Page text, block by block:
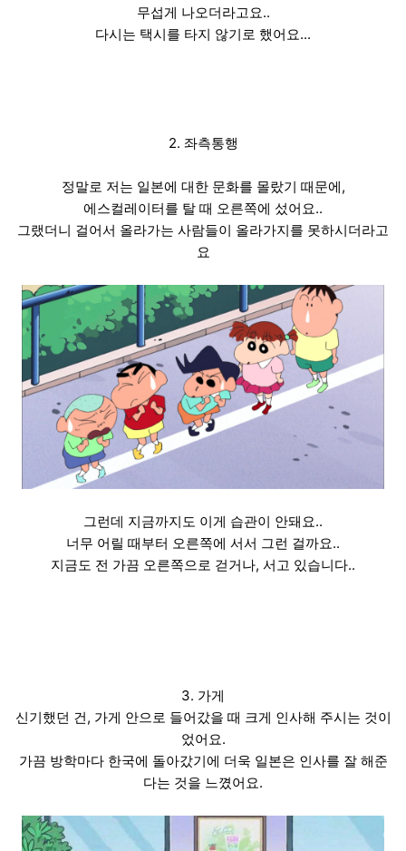
무섭게 나오더라고요..
다시는 택시를 타지 않기로 했어요...
2. 좌측통행
정말로 저는 일본에 대한 문화를 몰랐기 때문에,
에스컬레이터를 탈 때 오른쪽에 섰어요..
그랬더니 걸어서 올라가는 사람들이 올라가지를 못하시더라고
요
그런데 지금까지도 이게 습관이 안돼요..
너무 어릴 때부터 오른쪽에 서서 그런 걸까요..
지금도 전 가끔 오른쪽으로 걷거나, 서고 있습니다..
3. 가게
신기했던 건, 가게 안으로 들어갔을 때 크게 인사해 주시는 것이
었어요.
가끔 방학마다 한국에 돌아갔기에 더욱 일본은 인사를 잘 해준
다는 것을 느꼈어요.